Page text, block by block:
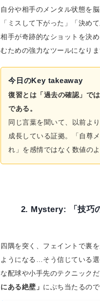
自分や相手のメンタル状態を
「ミスして下がった」「決め
相手が奇跡的なショットを決
むための強力なツールになり
今日のKey takeaway
復習とは「過去の確認」で
である。
同じ言葉を聞いて、以前よ
成長している証拠。「自尊
れ」を感情ではなく数値の
2. Mystery: 「技巧
四隅を突く、フェイントで裏
ようになる…そう信じている
な配球や小手先のテクニック
にある絶壁」 にぶち当たるの